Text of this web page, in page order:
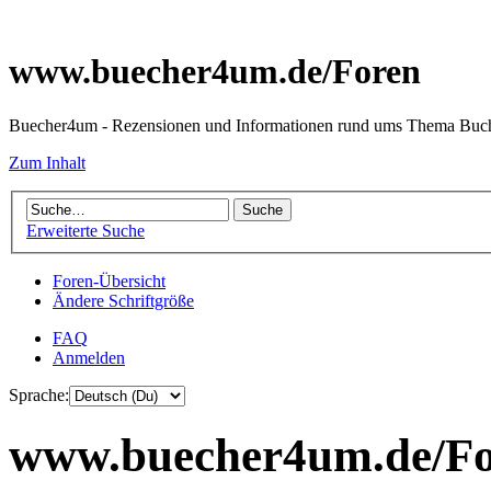
www.buecher4um.de/Foren
Buecher4um - Rezensionen und Informationen rund ums Thema
Zum Inhalt
Erweiterte Suche
Foren-Übersicht
Ändere Schriftgröße
FAQ
Anmelden
Sprache:
www.buecher4um.de/